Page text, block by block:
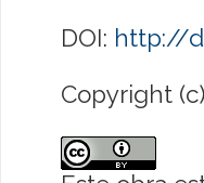
DOI: http://
Copyright